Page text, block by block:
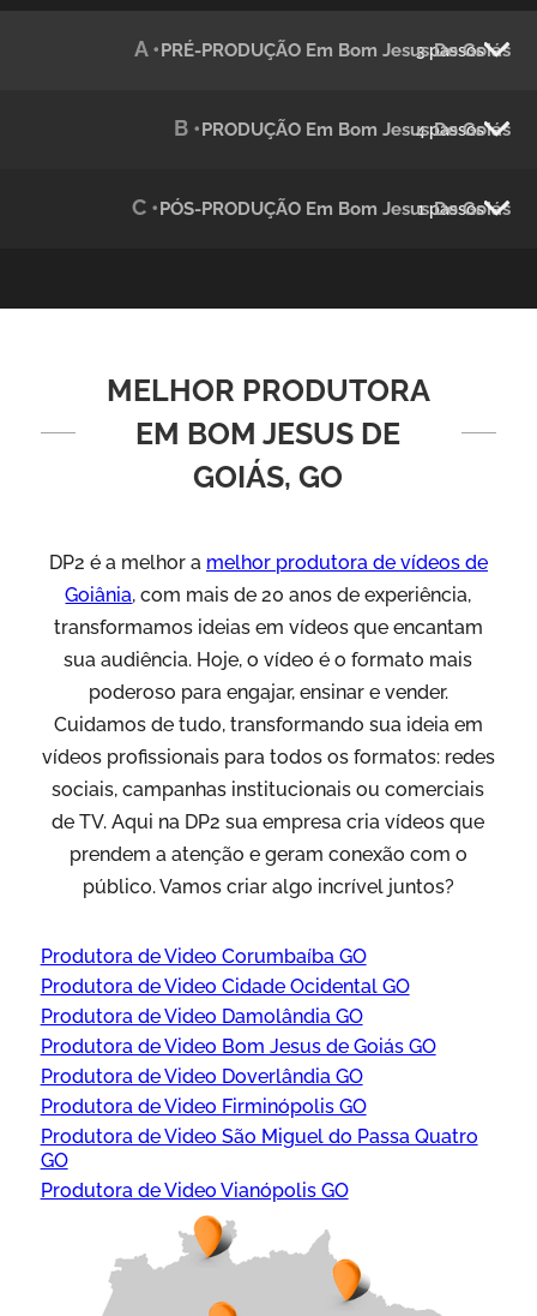
Animação 2D
Vídeos de Produtos e Serviços
A •PRÉ-PRODUÇÃO Em Bom Jesus De Goiás
3 passos
B •PRODUÇÃO Em Bom Jesus De Goiás
4 passos
C •PÓS-PRODUÇÃO Em Bom Jesus De Goiás
1 passos
MELHOR PRODUTORA
EM BOM JESUS DE
GOIÁS, GO
DP2 é a melhor a melhor produtora de vídeos de
Goiânia, com mais de 20 anos de experiência,
transformamos ideias em vídeos que encantam
sua audiência. Hoje, o vídeo é o formato mais
poderoso para engajar, ensinar e vender.
Cuidamos de tudo, transformando sua ideia em
vídeos profissionais para todos os formatos: redes
sociais, campanhas institucionais ou comerciais
de TV. Aqui na DP2 sua empresa cria vídeos que
prendem a atenção e geram conexão com o
público. Vamos criar algo incrível juntos?
Produtora de Video Corumbaíba GO
Produtora de Video Cidade Ocidental GO
Produtora de Video Damolândia GO
Produtora de Video Bom Jesus de Goiás GO
Produtora de Video Doverlândia GO
Produtora de Video Firminópolis GO
Produtora de Video São Miguel do Passa Quatro
GO
Produtora de Video Vianópolis GO